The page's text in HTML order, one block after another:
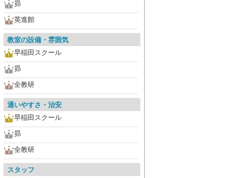
昴
英進館
教室の設備・雰囲気
早稲田スクール
昴
全教研
通いやすさ・治安
早稲田スクール
昴
全教研
スタッフ